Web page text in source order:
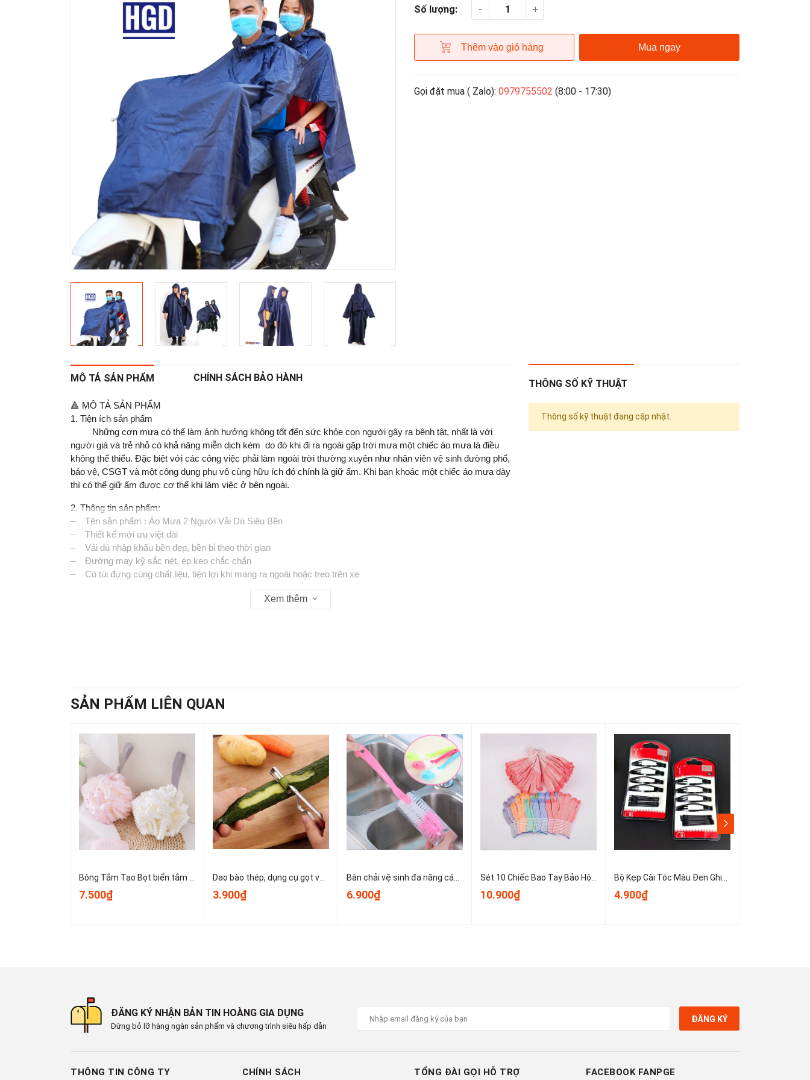
Số lượng: - +
Thêm vào giỏ hàng Mua ngay
Gọi đặt mua ( Zalo): 0979755502 (8:00 - 17:30)
MÔ TẢ SẢN PHẨM CHÍNH SÁCH BẢO HÀNH
🔺 MÔ TẢ SẢN PHẨM
1. Tiện ích sản phẩm
Những cơn mưa có thể làm ảnh hưởng không tốt đến sức khỏe con người gây ra bệnh tật, nhất là với
người già và trẻ nhỏ có khả năng miễn dịch kém do đó khi đi ra ngoài gặp trời mưa một chiếc áo mưa là điều
không thể thiếu. Đặc biệt với các công việc phải làm ngoài trời thường xuyên như nhân viên vệ sinh đường phố,
bảo vệ, CSGT và một công dụng phụ vô cùng hữu ích đó chính là giữ ấm. Khi bạn khoác một chiếc áo mưa dày
thì có thể giữ ấm được cơ thể khi làm việc ở bên ngoài.
2. Thông tin sản phẩm:
– Tên sản phẩm : Áo Mưa 2 Người Vải Dù Siêu Bền
– Thiết kế mới ưu việt dài
– Vải dù nhập khẩu bền đẹp, bền bỉ theo thời gian
– Đường may kỹ sắc nét, ép keo chắc chắn
– Có túi đựng cùng chất liệu, tiện lợi khi mang ra ngoài hoặc treo trên xe
Xem thêm
THÔNG SỐ KỸ THUẬT
Thông số kỹ thuật đang cập nhật.
SẢN PHẨM LIÊN QUAN
Bông Tắm Tạo Bọt biển tắm lớn, bọt biển tắm cao cấp không bị lan rộng, siêu mềm và dễ tạo bọt A3553
7.500₫
Dao bào thép, dụng cụ gọt vỏ kim loại, dụng cụ gọt vỏ trái cây và rau củ nhỏ gọn dễ sử dụng T1243
3.900₫
Bàn chải vệ sinh đa năng cán dài dùng để vệ sinh nồi, cốc, tách trà, bình giữ nhiệt, bình sữa trẻ em A1934
6.900₫
Sét 10 Chiếc Bao Tay Bảo Hộ Lao Động ,Găng tay đan sọc nhiều màu, găng tay làm việc, găng tay len A0331
10.900₫
Bộ Kẹp Cài Tóc Màu Đen Ghim Bên Gọn Gàng, Kẹp Tóc Nữ Kẹp Mini Cố Định Tóc Không Trơn Trượt T1123
4.900₫
ĐĂNG KÝ NHẬN BẢN TIN HOÀNG GIA DỤNG
Đừng bỏ lỡ hàng ngàn sản phẩm và chương trình siêu hấp dẫn
ĐĂNG KÝ
THÔNG TIN CÔNG TY CHÍNH SÁCH TỔNG ĐÀI GỌI HỖ TRỢ FACEBOOK FANPGE